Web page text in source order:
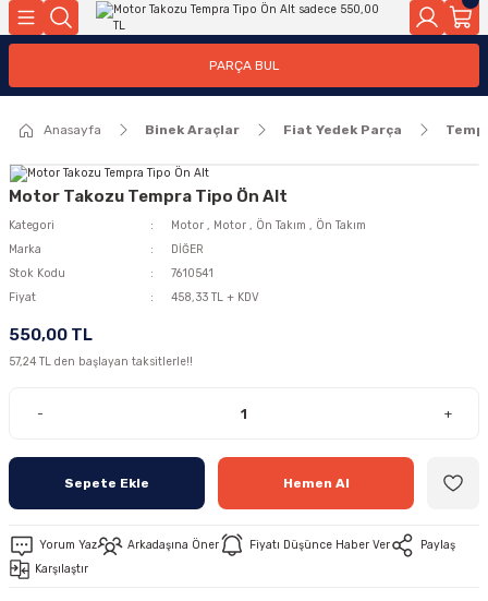
PARÇA BUL
Anasayfa Binek Araçlar Fiat Yedek Parça
Motor Takozu Tempra Tipo Ön Alt
Kategori Motor , Motor , Ön Takım , Ön Takım
Marka
DİĞER
Stok Kodu
7610541
Fiyat
458,33 TL + KDV
550,00 TL
57,24 TL den başlayan taksitlerle!!
- +
Sepete Ekle Hemen Al
Yorum Yaz Arkadaşına Öner Fiyatı Düşünce Haber Ver
Paylaş
Karşılaştır